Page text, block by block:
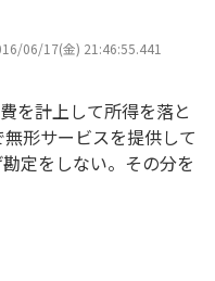
06/17(金) 21:46:55.441
を計上して所得を落と
形サービスを提供して
定をしない。その分を